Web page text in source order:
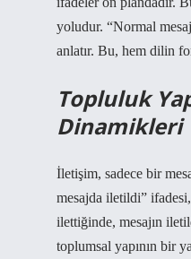
yoludur. “Normal
anlatır. Bu, hem dilin
Topluluk
Dinamikleri
İletişim, sadece bir
mesajda iletildi”
ilettiğinde, mesajın
toplumsal yapının bir